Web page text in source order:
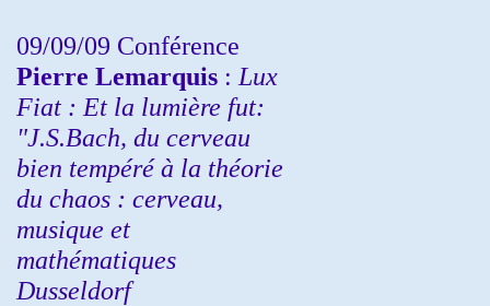
09/09/09 Conférence
Pierre Lemarquis : Lux
Fiat : Et la lumière fut:
"J.S.Bach, du cerveau
bien tempéré à la théorie
du chaos : cerveau,
musique et
mathématiques
Dusseldorf